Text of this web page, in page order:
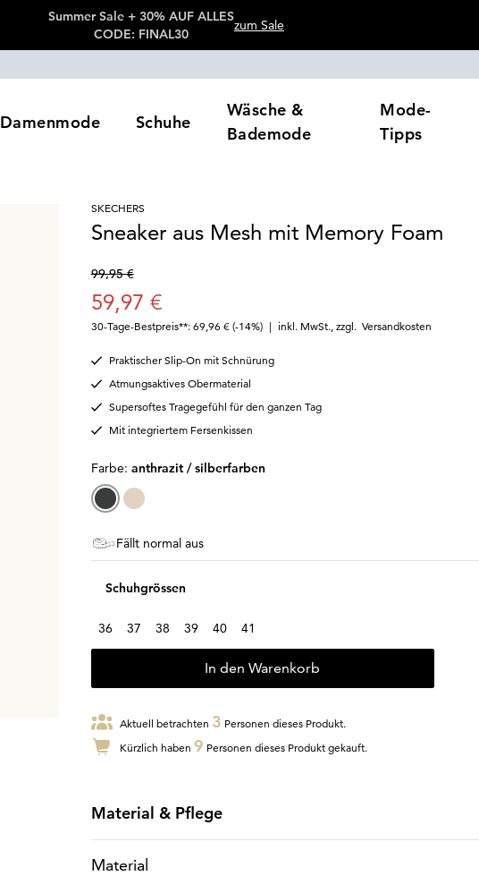
Summer Sale + 30% AUF ALLES
CODE: FINAL30
zum Sale
Damenmode Schuhe
Wäsche &
Bademode
Mode-
Tipps
SKECHERS
Sneaker aus Mesh mit Memory Foam
99,95 €
59,97 €
30-Tage-Bestpreis**: 69,96 € (-14%) | inkl. MwSt., zzgl. Versandkosten
Praktischer Slip-On mit Schnürung
Atmungsaktives Obermaterial
Supersoftes Tragegefühl für den ganzen Tag
Mit integriertem Fersenkissen
Farbe: anthrazit / silberfarben
Fällt normal aus
Schuhgrössen
36 37 38 39 40 41
In den Warenkorb
Aktuell betrachten 3 Personen dieses Produkt.
Kürzlich haben 9 Personen dieses Produkt gekauft.
Material & Pflege
Material